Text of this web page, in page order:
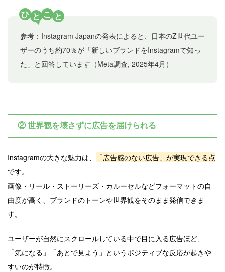
ひ と こ と
参考：Instagram Japanの発表によると、日本のZ世代ユー
ザーのうち約70％が「新しいブランドをInstagramで知っ
た」と回答しています（Meta調査, 2025年4月）
② 世界観を壊さずに広告を届けられる
Instagramの大きな魅力は、
「広告感のない広告」が実現できる点
です。
画像・リール・ストーリーズ・カルーセルなどフォーマットの自
由度が高く、ブランドのトーンや世界観をそのまま発信できま
す。
ユーザーが自然にスクロールしている中で目に入る広告ほど、
「気になる」「あとで見よう」というポジティブな反応が起きや
すいのが特徴。